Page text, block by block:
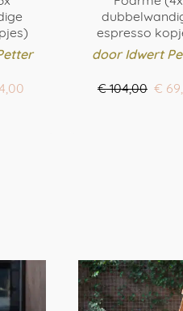
espresso
door Idwert
€104,00 €